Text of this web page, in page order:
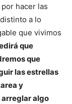
hacer las
a lo
que vivimos
que
que
las estrellas
y
arreglar algo